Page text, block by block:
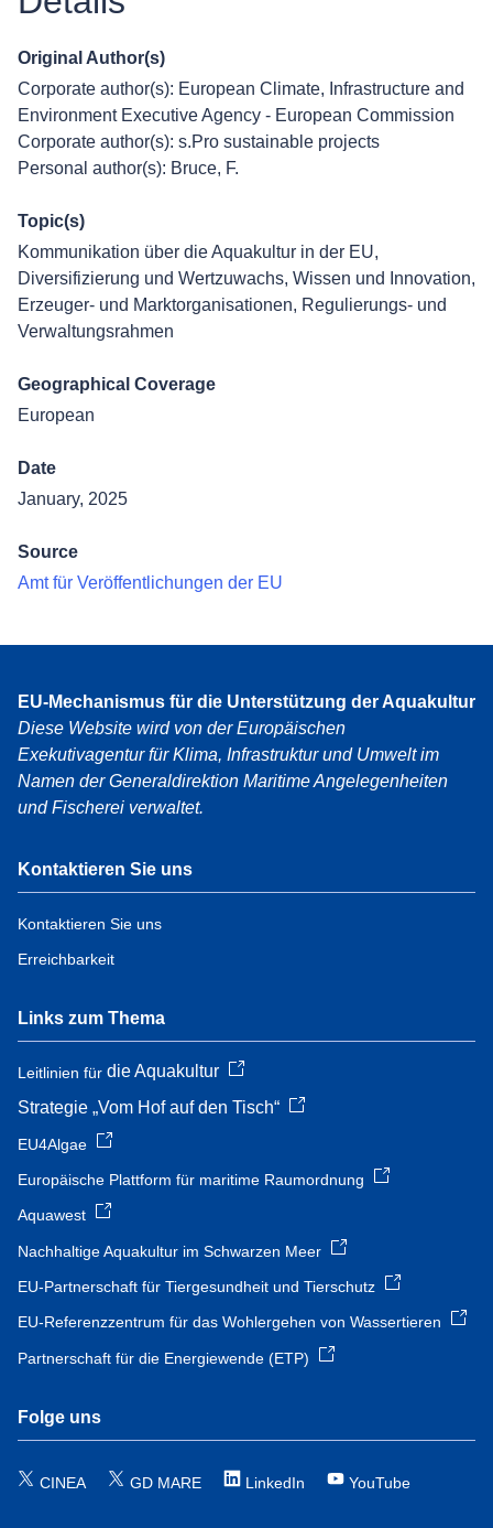
Original Author(s)
Corporate author(s): European Climate, Infrastructure and
Environment Executive Agency - European Commission
Corporate author(s): s.Pro sustainable projects
Personal author(s): Bruce, F.
Topic(s)
Kommunikation über die Aquakultur in der EU,
Diversifizierung und Wertzuwachs, Wissen und Innovation,
Erzeuger- und Marktorganisationen, Regulierungs- und
Verwaltungsrahmen
Geographical Coverage
European
Date
January, 2025
Source
Amt für Veröffentlichungen der EU
EU-Mechanismus für die Unterstützung der Aquakultur
Diese Website wird von der Europäischen
Exekutivagentur für Klima, Infrastruktur und Umwelt im
Namen der Generaldirektion Maritime Angelegenheiten
und Fischerei verwaltet.
Kontaktieren Sie uns
Kontaktieren Sie uns
Erreichbarkeit
Links zum Thema
Leitlinien für die Aquakultur
Strategie „Vom Hof auf den Tisch“
EU4Algae
Europäische Plattform für maritime Raumordnung
Aquawest
Nachhaltige Aquakultur im Schwarzen Meer
EU-Partnerschaft für Tiergesundheit und Tierschutz
EU-Referenzzentrum für das Wohlergehen von Wassertieren
Partnerschaft für die Energiewende (ETP)
Folge uns
CINEA GD MARE LinkedIn YouTube